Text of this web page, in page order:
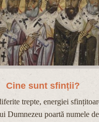
Cine sunt sfinții?
trepte, energiei
Dumnezeu poartă numele